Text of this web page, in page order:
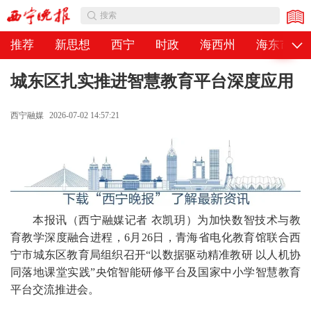
搜索
推荐 新思想 西宁 时政 海西州 海东市
公告
城东区扎实推进智慧教育平台深度应用
西宁融媒 2026-07-02 14:57:21
本报讯（西宁融媒记者 衣凯玥）为加快数智技术与教
育教学深度融合进程，6月26日，青海省电化教育馆联合西
宁市城东区教育局组织召开“以数据驱动精准教研 以人机协
同落地课堂实践”央馆智能研修平台及国家中小学智慧教育
平台交流推进会。